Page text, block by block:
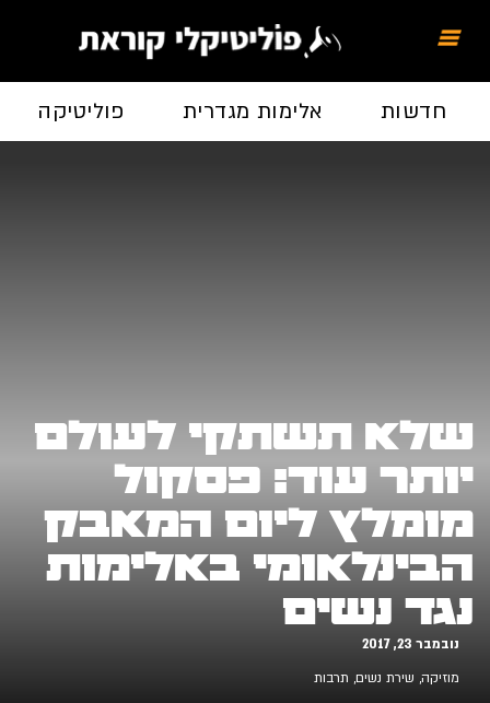
חדשות אלימות מגדרית פוליטיקה
שלא תשתקי לעולם
יותר עוד: פסקול
מומלץ ליום המאבק
הבינלאומי באלימות
נגד נשים
נובמבר 23, 2017
מוזיקה, שירת נשים, תרבות